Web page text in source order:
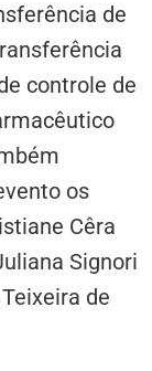
de
controle de
os
Cêra
Signori
de